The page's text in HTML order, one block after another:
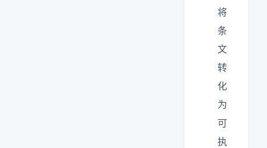
将
条
文
转
化
为
可
执